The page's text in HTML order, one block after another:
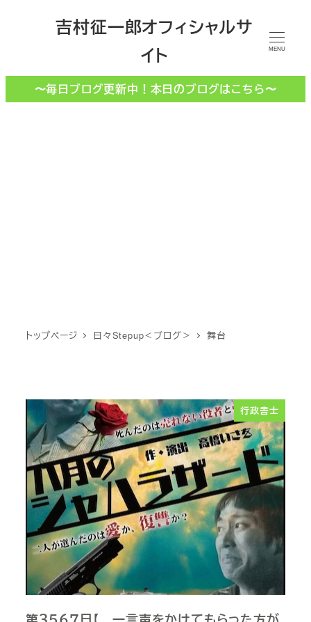
コ
吉村征一郎オフィシャルサ
イト
MENU
〜毎日ブログ更新中！本日のブログはこちら〜
トップページ 日々Stepup＜ブログ＞ 舞台
行政書士